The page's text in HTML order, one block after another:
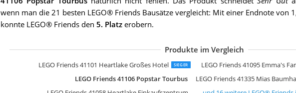
wenn man die 21 besten LEGO® Friends Bausätze vergleicht: Mit einer Endnote von
konnte LEGO® Friends den 5. Platzerobern.
Produkte im Vergleich
LEGO Friends 41101 Heartlake Großes Hotel SIEGER LEGO Friends 41095 Emma's
LEGO Friends 41106 Popstar Tourbus LEGO Friends 41335 Mias
LEGO Friends 41318
LEGO Friends 41340
LEGO Friends 41130 Großer
LEGO Friends 41325
LEGO Friends 41339 Mias
LEGO Friends 41314
LEGO Friends 41313 Heartlake
LEGO Friends 41094
LEGO Friends Heartlake City
LEGO Friends 41126
LEGO Friends 41129 Hot-
LEGO Friends 41338
LEGO Friends 41133
LEGO Friends 41118
LEGO Friends 41124
LEGO Friends 41128 Raketen-